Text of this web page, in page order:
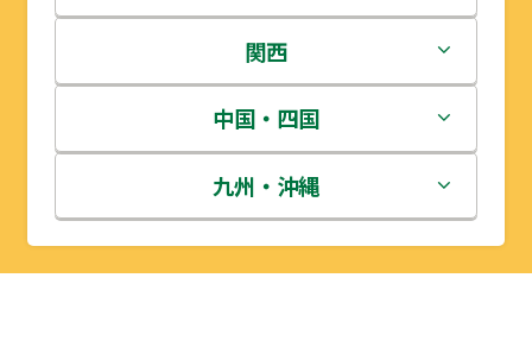
岩手県
宮城県
秋田県
山形県
栃木県
群馬県
埼玉県
千葉県
新潟県
富山県
石川県
福井県
関西
三重県
滋賀県
京都府
中国・四国
鳥取県
島根県
九州・沖縄
福岡県